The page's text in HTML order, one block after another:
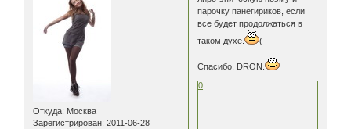
Откуда: Москва
Зарегистрирован: 2011-06-28
парочку панегириков, если
все будет продолжаться в
таком духе.
(
Спасибо, DRON.
0